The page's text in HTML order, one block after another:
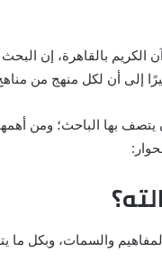
الكريم بالقاهرة، إن
إلى أن لكل منهج من
بها الباحث؛ ومن أهمها
والسمات، وبكل ما